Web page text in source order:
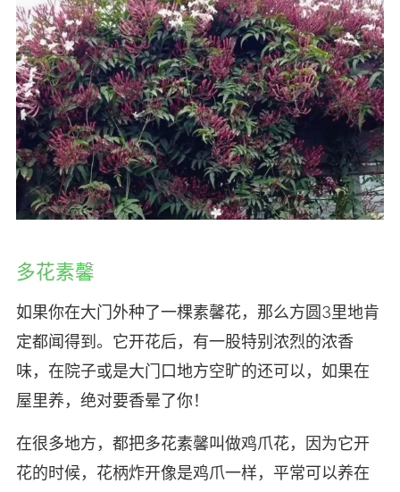
多花素馨
如果你在大门外种了一棵素馨花，那么方圆3里地肯
定都闻得到。它开花后，有一股特别浓烈的浓香
味，在院子或是大门口地方空旷的还可以，如果在
屋里养，绝对要香晕了你！
在很多地方，都把多花素馨叫做鸡爪花，因为它开
花的时候，花柄炸开像是鸡爪一样，平常可以养在